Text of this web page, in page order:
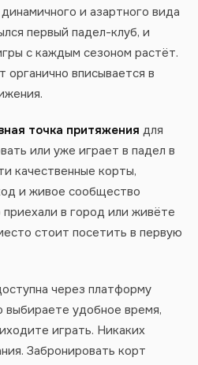
и азартного вида
первый падел-клуб, и
с каждым сезоном растёт.
органично вписывается в
точка притяжения для
или уже играет в падел в
качественные корты,
и живое сообщество
в город или живёте
стоит посетить в первую
через платформу
выбираете удобное время,
играть. Никаких
Забронировать корт